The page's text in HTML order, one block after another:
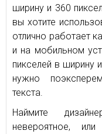
ширину и 360
вы хотите
отлично работает
и на мобильном
пикселей в ширину
нужно
текста.
Наймите
невероятное,